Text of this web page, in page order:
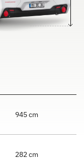
945 cm
282 cm